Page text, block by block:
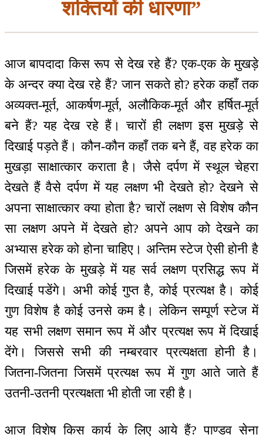
शक्तियों की धारणा”
आज बापदादा किस रूप से देख रहे हैं? एक-एक के मुखड़े
के अन्दर क्या देख रहे हैं? जान सकते हो? हरेक कहाँ तक
अव्यक्त-मूर्त, आकर्षण-मूर्त, अलौकिक-मूर्त और हर्षित-मूर्त
बने हैं? यह देख रहे हैं। चारों ही लक्षण इस मुखड़े से
दिखाई पड़ते हैं। कौन-कौन कहाँ तक बने हैं, वह हरेक का
मुखड़ा साक्षात्कार कराता है। जैसे दर्पण में स्थूल चेहरा
देखते हैं वैसे दर्पण में यह लक्षण भी देखते हो? देखने से
अपना साक्षात्कार क्या होता है? चारों लक्षण से विशेष कौन
सा लक्षण अपने में देखते हो? अपने आप को देखने का
अभ्यास हरेक को होना चाहिए। अन्तिम स्टेज ऐसी होनी है
जिसमें हरेक के मुखड़े में यह सर्व लक्षण प्रसिद्ध रूप में
दिखाई पडेंगे। अभी कोई गुप्त है, कोई प्रत्यक्ष है। कोई
गुण विशेष है कोई उनसे कम है। लेकिन सम्पूर्ण स्टेज में
यह सभी लक्षण समान रूप में और प्रत्यक्ष रूप में दिखाई
देंगे। जिससे सभी की नम्बरवार प्रत्यक्षता होनी है।
जितना-जितना जिसमें प्रत्यक्ष रूप में गुण आते जाते हैं
उतनी-उतनी प्रत्यक्षता भी होती जा रही है।
आज विशेष किस कार्य के लिए आये हैं? पाण्डव सेना